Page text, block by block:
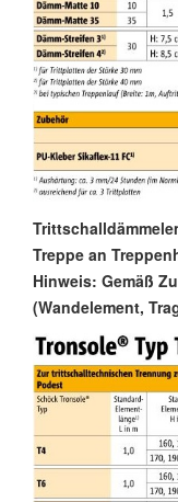
Treppe an
Hinweis: Gemäß
(Wandelement,